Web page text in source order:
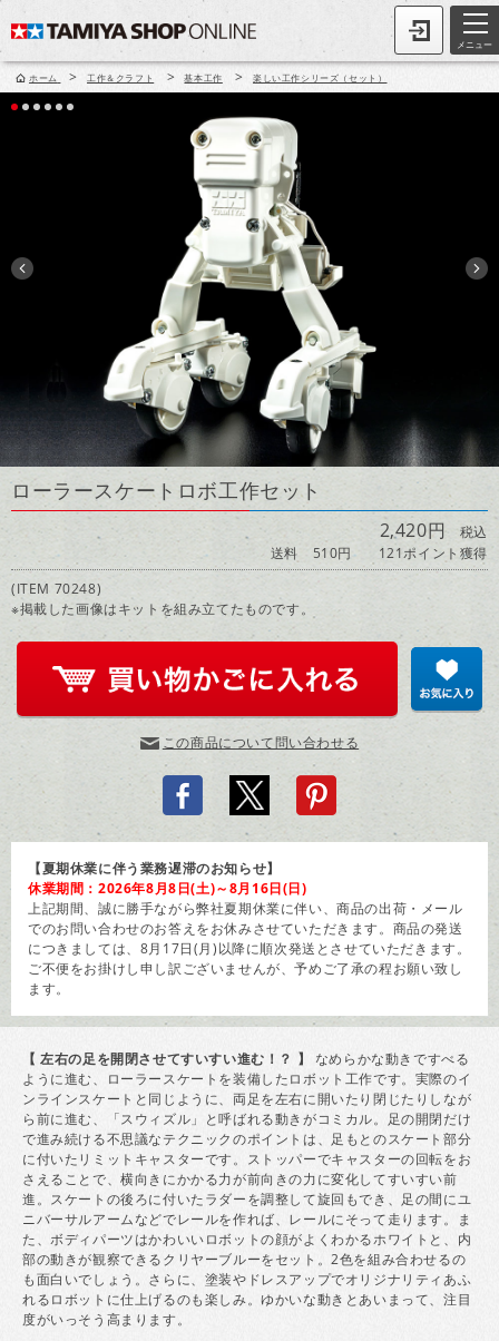
メニュー
ホーム > 工作＆クラフト > 基本工作 > 楽しい工作シリーズ（セット）
ローラースケートロボ工作セット
2,420円 税込
送料 510円
121ポイント獲得
(ITEM 70248)
※掲載した画像はキットを組み立てたものです。
この商品について問い合わせる
【夏期休業に伴う業務遅滞のお知らせ】
休業期間：2026年8月8日(土)～8月16日(日)
上記期間、誠に勝手ながら弊社夏期休業に伴い、商品の出荷・メール
でのお問い合わせのお答えをお休みさせていただきます。商品の発送
につきましては、8月17日(月)以降に順次発送とさせていただきます。
ご不便をお掛けし申し訳ございませんが、予めご了承の程お願い致し
ます。
【 左右の足を開閉させてすいすい進む！？ 】
なめらかな動きですべる
ように進む、ローラースケートを装備したロボット工作です。実際のイ
ンラインスケートと同じように、両足を左右に開いたり閉じたりしなが
ら前に進む、「スウィズル」と呼ばれる動きがコミカル。足の開閉だけ
で進み続ける不思議なテクニックのポイントは、足もとのスケート部分
に付いたリミットキャスターです。ストッパーでキャスターの回転をお
さえることで、横向きにかかる力が前向きの力に変化してすいすい前
進。スケートの後ろに付いたラダーを調整して旋回もでき、足の間にユ
ニバーサルアームなどでレールを作れば、レールにそって走ります。ま
た、ボディパーツはかわいいロボットの顔がよくわかるホワイトと、内
部の動きが観察できるクリヤーブルーをセット。2色を組み合わせるの
も面白いでしょう。さらに、塗装やドレスアップでオリジナリティあふ
れるロボットに仕上げるのも楽しみ。ゆかいな動きとあいまって、注目
度がいっそう高まります。